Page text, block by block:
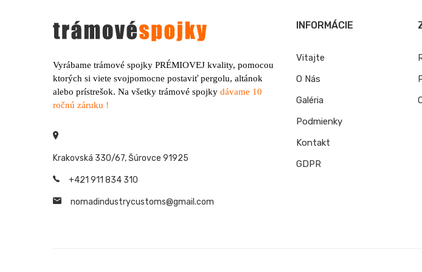
Vyrábame trámové spojky PRÉMIOVEJ kvality, pomocou
ktorých si viete svojpomocne postaviť pergolu, altánok
alebo prístrešok. Na všetky trámové spojky dávame 10
ročnú záruku !
Krakovská 330/67, Šúrovce 91925
+421 911 834 310
nomadindustrycustoms@gmail.com
INFORMÁCIE
Vitajte
O Nás
Galéria
Podmienky
Kontakt
GDPR